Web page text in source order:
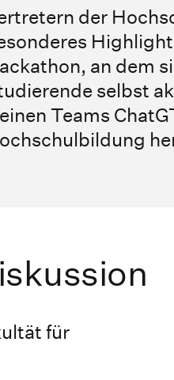
der
an dem
selbst
Teams
für